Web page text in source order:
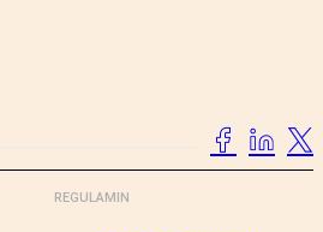
REGULAMIN